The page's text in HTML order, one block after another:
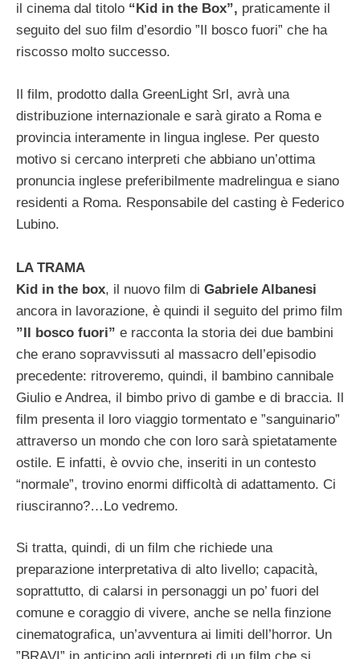
il cinema dal titolo “Kid in the Box”, praticamente il
seguito del suo film d’esordio ”Il bosco fuori” che ha
riscosso molto successo.
Il film, prodotto dalla GreenLight Srl, avrà una
distribuzione internazionale e sarà girato a Roma e
provincia interamente in lingua inglese. Per questo
motivo si cercano interpreti che abbiano un’ottima
pronuncia inglese preferibilmente madrelingua e siano
residenti a Roma. Responsabile del casting è Federico
Lubino.
LA TRAMA
Kid in the box, il nuovo film di Gabriele Albanesi
ancora in lavorazione, è quindi il seguito del primo film
”Il bosco fuori” e racconta la storia dei due bambini
che erano sopravvissuti al massacro dell’episodio
precedente: ritroveremo, quindi, il bambino cannibale
Giulio e Andrea, il bimbo privo di gambe e di braccia. Il
film presenta il loro viaggio tormentato e ”sanguinario”
attraverso un mondo che con loro sarà spietatamente
ostile. E infatti, è ovvio che, inseriti in un contesto
“normale”, trovino enormi difficoltà di adattamento. Ci
riusciranno?…Lo vedremo.
Si tratta, quindi, di un film che richiede una
preparazione interpretativa di alto livello; capacità,
soprattutto, di calarsi in personaggi un po’ fuori del
comune e coraggio di vivere, anche se nella finzione
cinematografica, un’avventura ai limiti dell’horror. Un